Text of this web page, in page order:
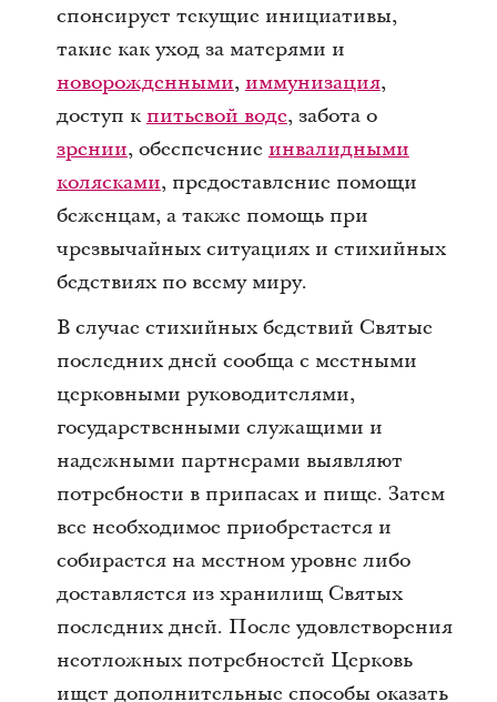
спонсирует текущие инициативы,
такие как уход за матерями и
новорожденными, иммунизация,
доступ к питьевой воде, забота о
зрении, обеспечение инвалидными
колясками, предоставление помощи
беженцам, а также помощь при
чрезвычайных ситуациях и стихийных
бедствиях по всему миру.
В случае стихийных бедствий Святые
последних дней сообща с местными
церковными руководителями,
государственными служащими и
надежными партнерами выявляют
потребности в припасах и пище. Затем
все необходимое приобретается и
собирается на местном уровне либо
доставляется из хранилищ Святых
последних дней. После удовлетворения
неотложных потребностей Церковь
ищет дополнительные способы оказать